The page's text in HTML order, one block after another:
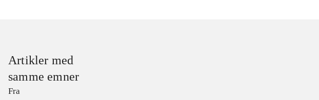
Artikler med
samme emner
Fra